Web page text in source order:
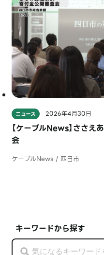
キーワードから探す
ニュース 2026年4月30日
【ケーブルNews】ささ
会
ケーブルNews / 四日市